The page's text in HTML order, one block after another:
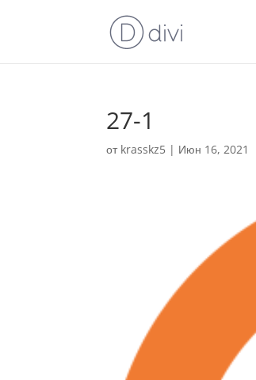
27-1
от krasskz5 | Июн 16, 2021